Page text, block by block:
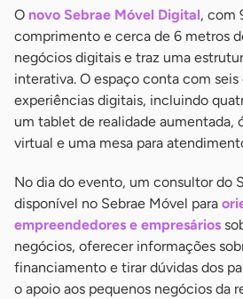
O novo Sebrae Móvel Digital, com
comprimento e cerca de 6 metros
negócios digitais e traz uma
interativa. O espaço conta com seis
experiências digitais, incluindo
um tablet de realidade aumentada,
virtual e uma mesa para
No dia do evento, um consultor do
disponível no Sebrae Móvel para
empreendedores e empresários
negócios, oferecer informações
financiamento e tirar dúvidas dos
o apoio aos pequenos negócios da